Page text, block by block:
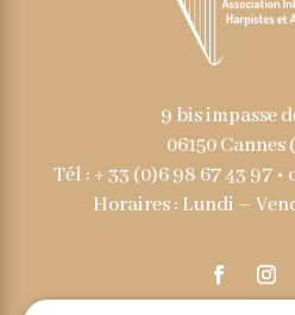
9 bis impasse
06150
Tél : + 33 (0)6 98 67 43 97 •
Horaires : Lundi –